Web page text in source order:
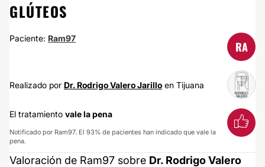
GLÚTEOS
Paciente: Ram97
RA
Realizado por Dr. Rodrigo Valero Jarillo en Tijuana
El tratamiento vale la pena
Notificado por Ram97. El 93% de pacientes han indicado que vale la
pena.
Valoración de Ram97 sobre Dr. Rodrigo Valero